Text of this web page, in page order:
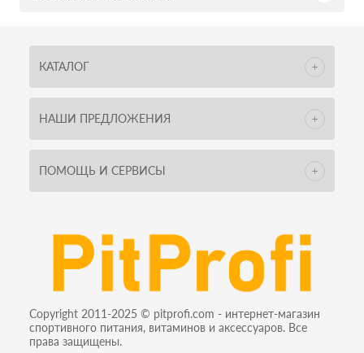
КАТАЛОГ
НАШИ ПРЕДЛОЖЕНИЯ
ПОМОЩЬ И СЕРВИСЫ
Copyright 2011-2025 © pitprofi.com - интернет-магазин
спортивного питания, витаминов и аксессуаров. Все
права защищены.